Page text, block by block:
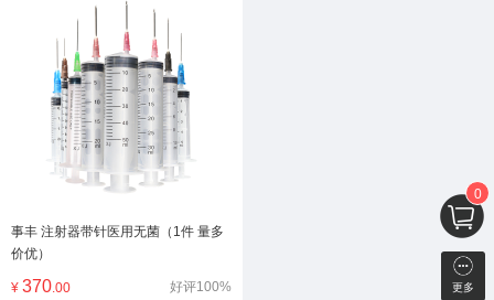
0
更多
事丰 注射器带针医用无菌（1件 量多
价优）
¥ 370 .00 好评100%